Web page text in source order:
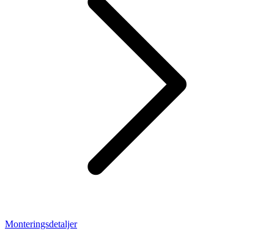
Monteringsdetaljer